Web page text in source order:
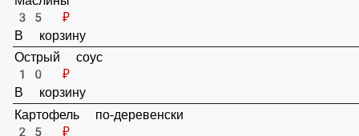
Маслины
35 ₽
В корзину
Острый соус
10 ₽
В корзину